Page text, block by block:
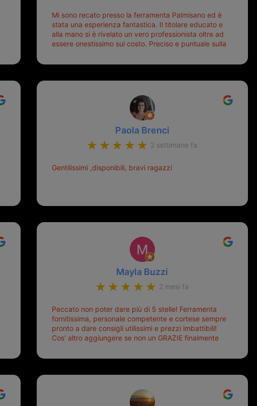
Mi sono recato presso la ferramenta Palmisano ed è
stata una esperienza fantastica. Il titolare educato e
alla mano si è rivelato un vero professionista oltre ad
essere onestissimo sul costo. Preciso e puntuale sulla
Paola Brenci
2 settimane fa
Gentilissimi ,disponibili, bravi ragazzi
Mayla Buzzi
2 mesi fa
Peccato non poter dare più di 5 stelle! Ferramenta
fornitissima, personale competente e cortese sempre
pronto a dare consigli utilissimi e prezzi imbattibili!
Cos' altro aggiungere se non un GRAZIE finalmente
siete il mio riferimento. Ah dimenticavo...da loro sono
trove! Top top top!!!